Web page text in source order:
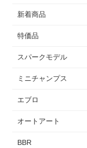
新着商品
特価品
スパークモデル
ミニチャンプス
エブロ
オートアート
BBR